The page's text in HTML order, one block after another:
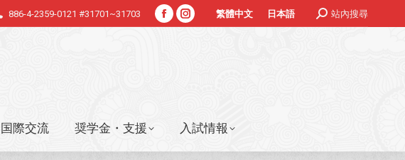
886-4-2359-0121 #31701~31703
FacebookInstagram
繁體中文 日本語 Search:站內搜尋
国際交流 奨学金・支援 入試情報
国際交流 奨学金・支援 入試情報